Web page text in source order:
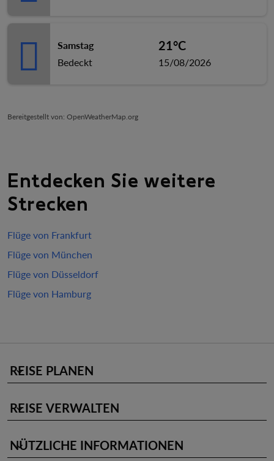
Samstag
Bedeckt
21°C
15/08/2026
Bereitgestellt von: OpenWeatherMap.org
Entdecken Sie weitere
Strecken
Flüge von Frankfurt
Flüge von München
Flüge von Düsseldorf
Flüge von Hamburg
REISE PLANEN
keyboard_arrow_down
REISE VERWALTEN
keyboard_arrow_down
NÜTZLICHE INFORMATIONEN
keyboard_arrow_down